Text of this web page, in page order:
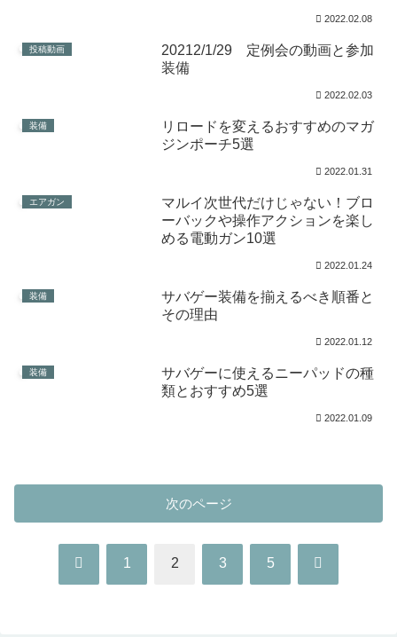
2022.02.08
投稿動画
20212/1/29 定例会の動画と参加
装備
2022.02.03
装備
リロードを変えるおすすめのマガ
ジンポーチ5選
2022.01.31
エアガン
マルイ次世代だけじゃない！ブロ
ーバックや操作アクションを楽し
める電動ガン10選
2022.01.24
装備
サバゲー装備を揃えるべき順番と
その理由
2022.01.12
装備
サバゲーに使えるニーパッドの種
類とおすすめ5選
2022.01.09
次のページ
前 1 2 3 5 次